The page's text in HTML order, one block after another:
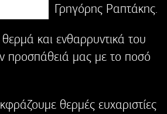
Γρηγόρης Ραπτάκης.
και ενθαρρυντικά του
προσπάθειά μας με το ποσό
θερμές ευχαριστίες